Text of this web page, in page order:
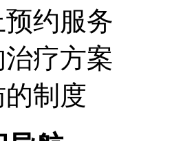
约服务
疗方案
制度